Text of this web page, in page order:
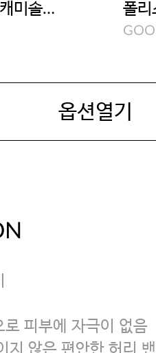
미솔상
폴리
하
옵션열기
피부에 자극이 없음
지 않은 편안한 허리